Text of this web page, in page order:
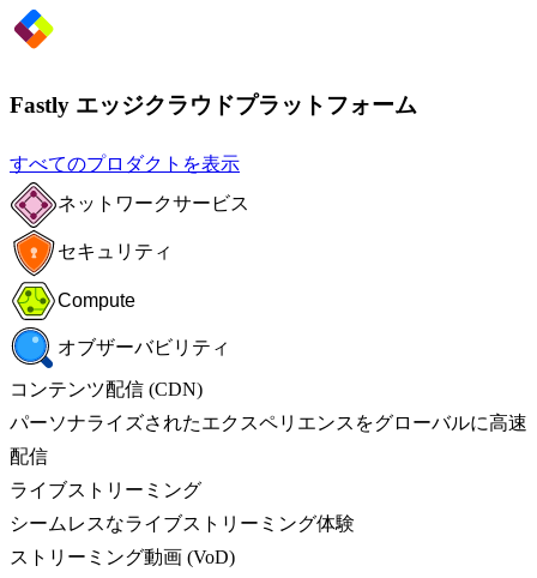
Fastly エッジクラウドプラットフォーム
すべてのプロダクトを表示
ネットワークサービス
セキュリティ
Compute
オブザーバビリティ
コンテンツ配信 (CDN)
パーソナライズされたエクスペリエンスをグローバルに高速
配信
ライブストリーミング
シームレスなライブストリーミング体験
ストリーミング動画 (VoD)